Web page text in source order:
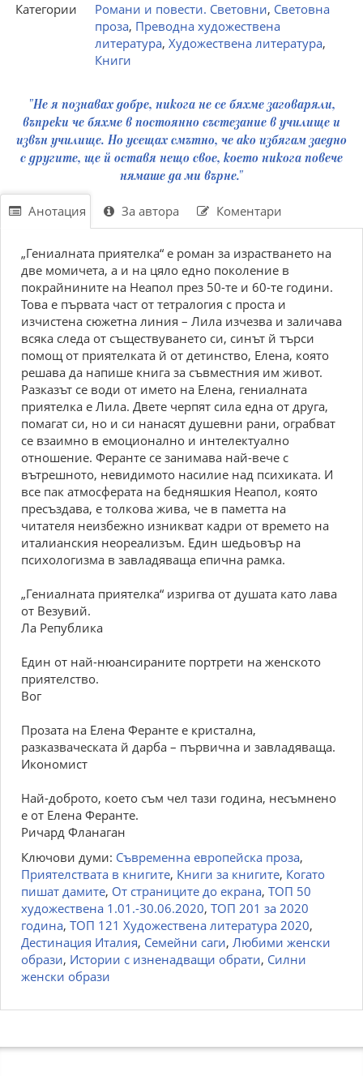
Категории
Романи и повести. Световни, Световна
проза, Преводна художествена
литература, Художествена литература,
Книги
"Не я познавах добре, никога не се бяхме заговаряли,
въпреки че бяхме в постоянно състезание в училище и
извън училище. Но усещах смътно, че ако избягам заедно
с другите, ще й оставя нещо свое, което никога повече
нямаше да ми върне."
Анотация За автора Коментари
„Гениалната приятелка“ е роман за израстването на
две момичета, а и на цяло едно поколение в
покрайнините на Неапол през 50-те и 60-те години.
Това е първата част от тетралогия с проста и
изчистена сюжетна линия – Лила изчезва и заличава
всяка следа от съществуването си, синът й търси
помощ от приятелката й от детинство, Елена, която
решава да напише книга за съвместния им живот.
Разказът се води от името на Елена, гениалната
приятелка е Лила. Двете черпят сила една от друга,
помагат си, но и си нанасят душевни рани, ограбват
се взаимно в емоционално и интелектуално
отношение. Феранте се занимава най-вече с
вътрешното, невидимото насилие над психиката. И
все пак атмосферата на бедняшкия Неапол, която
пресъздава, е толкова жива, че в паметта на
читателя неизбежно изникват кадри от времето на
италианския неореализъм. Един шедьовър на
психологизма в завладяваща епична рамка.
„Гениалната приятелка“ изригва от душата като лава
от Везувий.
Ла Република
Един от най-нюансираните портрети на женското
приятелство.
Вог
Прозата на Елена Феранте е кристална,
разказваческата й дарба – първична и завладяваща.
Икономист
Най-доброто, което съм чел тази година, несъмнено
е от Елена Феранте.
Ричард Фланаган
Ключови думи: Съвременна европейска проза,
Приятелствата в книгите, Книги за книгите, Когато
пишат дамите, От страниците до екрана, ТОП 50
художествена 1.01.-30.06.2020, ТОП 201 за 2020
година, ТОП 121 Художествена литература 2020,
Дестинация Италия, Семейни саги, Любими женски
образи, Истории с изненадващи обрати, Силни
женски образи